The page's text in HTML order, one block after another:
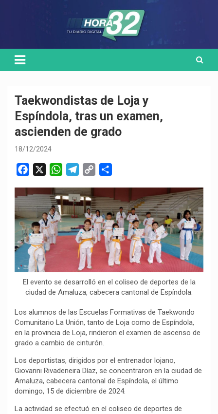
Taekwondistas de Loja y
Espíndola, tras un examen,
ascienden de grado
18/12/2024
c
e
b
o
o
k
W
a
t
s
A
l
e
g
r
a
m
p
y
L
i
n
p
a
r
t
r
El evento se desarrolló en el coliseo de deportes de la
ciudad de Amaluza, cabecera cantonal de Espíndola.
Los alumnos de las Escuelas Formativas de Taekwondo
Comunitario La Unión, tanto de Loja como de Espíndola,
en la provincia de Loja, rindieron el examen de ascenso de
grado a cambio de cinturón.
Los deportistas, dirigidos por el entrenador lojano,
Giovanni Rivadeneira Díaz, se concentraron en la ciudad de
Amaluza, cabecera cantonal de Espíndola, el último
domingo, 15 de diciembre de 2024.
La actividad se efectuó en el coliseo de deportes de